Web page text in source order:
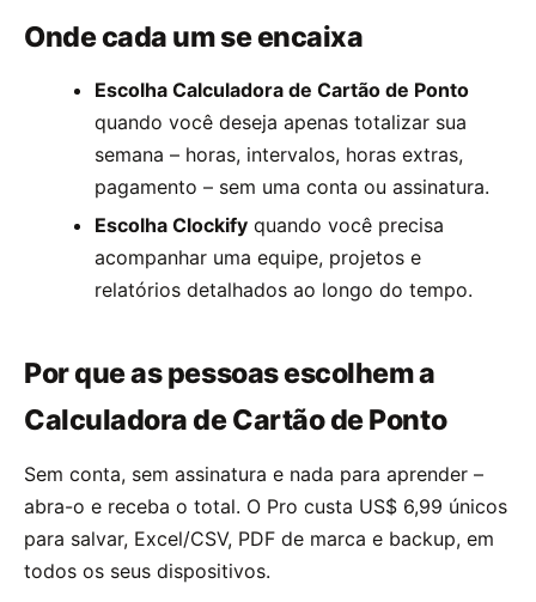
Onde cada um se encaixa
Escolha Calculadora de Cartão de Ponto
quando você deseja apenas totalizar sua
semana – horas, intervalos, horas extras,
pagamento – sem uma conta ou assinatura.
Escolha Clockify quando você precisa
acompanhar uma equipe, projetos e
relatórios detalhados ao longo do tempo.
Por que as pessoas escolhem a
Calculadora de Cartão de Ponto
Sem conta, sem assinatura e nada para aprender –
abra-o e receba o total. O Pro custa US$ 6,99 únicos
para salvar, Excel/CSV, PDF de marca e backup, em
todos os seus dispositivos.